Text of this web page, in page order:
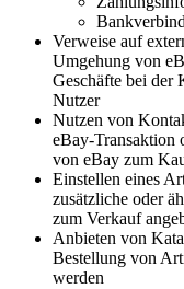
Verweise auf
Umgehung von
Geschäfte bei der
Nutzer
Nutzen von
eBay-Transaktion
von eBay zum
Einstellen eines
zusätzliche oder
zum Verkauf
Anbieten von
Bestellung von
werden